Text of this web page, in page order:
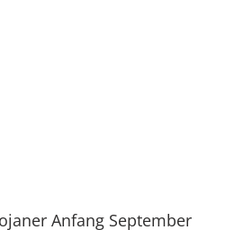
Anfang September